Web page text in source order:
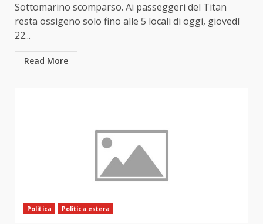
Sottomarino scomparso. Ai passeggeri del Titan
resta ossigeno solo fino alle 5 locali di oggi, giovedì
22...
Read More
Politica Politica estera